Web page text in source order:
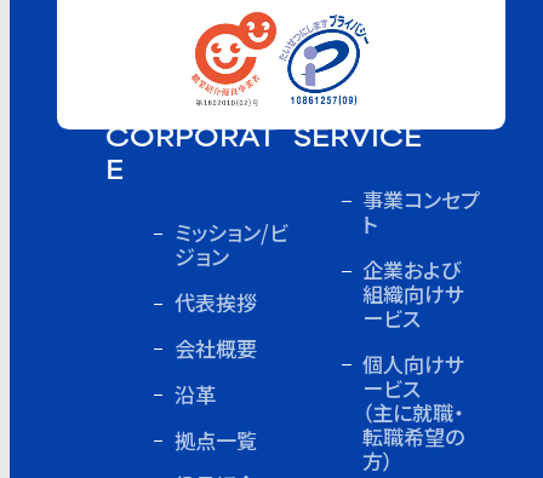
CORPORAT
E
ミッション/ビ
ジョン
代表挨拶
会社概要
沿革
拠点一覧
SERVICE
事業コンセプ
ト
企業および
組織向けサ
ービス
個人向けサ
ービス
（主に就職・
転職希望の
方）